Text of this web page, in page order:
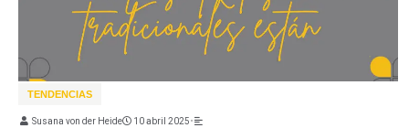
TENDENCIAS
Susana von der Heide 10 abril 2025•